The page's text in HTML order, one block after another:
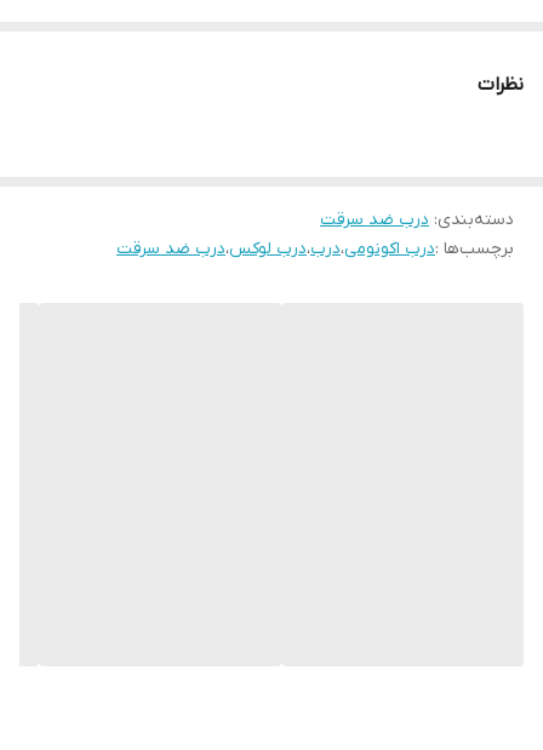
عایق برودتی و آکوستیک پشم سنگ
نظرات
دسته‌بندی: درب ضد سرقت
برچسب‌ها :درب اکونومی،درب،درب لوکس،درب ضد سرقت